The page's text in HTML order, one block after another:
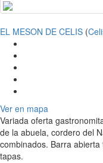
EL MESON DE CELIS (
Ver en mapa
Variada oferta
de la abuela, cordero del
combinados. Barra
tapas.